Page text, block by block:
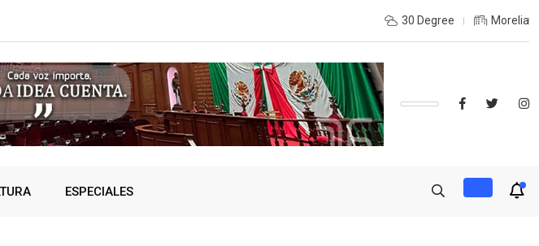
En 2do Año de Gobierno, Alfonso Martínez consolidó acceso a
30 Degree Morelia
ESPECIALES